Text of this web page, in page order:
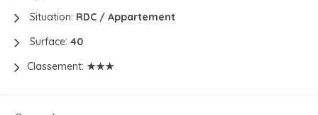
Situation: RDC / Appartement
Surface: 40
Classement: ★★★